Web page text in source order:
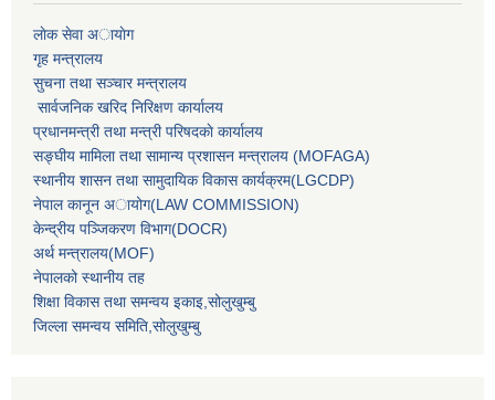
लाेक सेवा अायाेग
गृह मन्त्रालय
सुचना तथा सञ्चार मन्त्रालय
सार्वजनिक खरिद निरिक्षण कार्यालय
प्रधानमन्त्री तथा मन्त्री परिषदकाे कार्यालय
सङ्घीय मामिला तथा सामान्य प्रशासन मन्त्रालय (MOFAGA)
स्थानीय शासन तथा सामुदायिक विकास कार्यक्रम(LGCDP)
नेपाल कानून अायोग(LAW COMMISSION)
केन्‍द्रीय पञ्‍जिकरण विभाग(DOCR)
अर्थ मन्‍त्रालय(MOF)
नेपालको स्थानीय तह
शिक्षा विकास तथा समन्वय इकाइ,सोलुखुम्बु
जिल्ला समन्वय समिति,सोलुखुम्बु